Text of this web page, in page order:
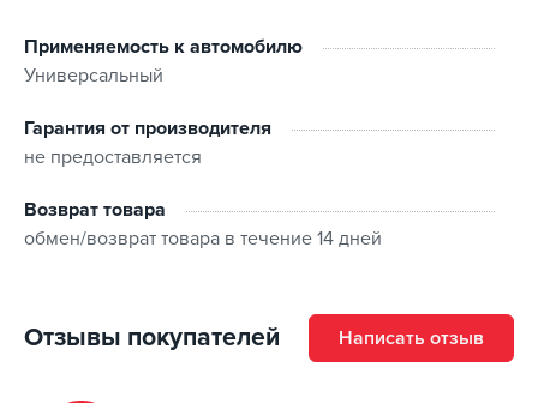
гипоидных передач и самоблокирующихся
дифференциалов
Повышает надежность и увеличивает срок службы
Демпфирует экстремальные нагрузки
Защищает трансмиссию от износа при аварийной утечке
Уменьшает шум и вибрации
Изготовлено на основе специальных высоковязких
базовых минеральных масел и комплекса особых
Применяемость к автомобилю
Универсальный
Гарантия от производителя
не предоставляется
Возврат товара
обмен/возврат товара в течение 14 дней
Отзывы покупателей Написать отзыв